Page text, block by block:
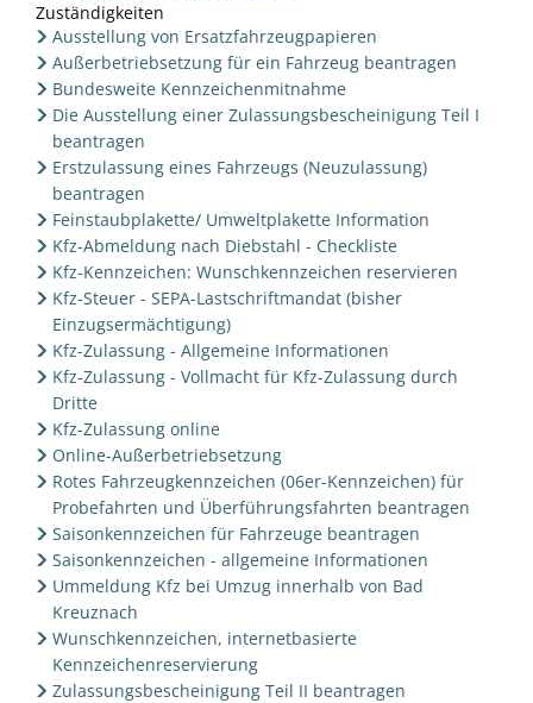
Zuständigkeiten
Ausstellung von Ersatzfahrzeugpapieren
Außerbetriebsetzung für ein Fahrzeug beantragen
Bundesweite Kennzeichenmitnahme
Die Ausstellung einer Zulassungsbescheinigung Teil I
beantragen
Erstzulassung eines Fahrzeugs (Neuzulassung)
beantragen
Feinstaubplakette/ Umweltplakette Information
Kfz-Abmeldung nach Diebstahl - Checkliste
Kfz-Kennzeichen: Wunschkennzeichen reservieren
Kfz-Steuer - SEPA-Lastschriftmandat (bisher
Einzugsermächtigung)
Kfz-Zulassung - Allgemeine Informationen
Kfz-Zulassung - Vollmacht für Kfz-Zulassung durch
Dritte
Kfz-Zulassung online
Online-Außerbetriebsetzung
Rotes Fahrzeugkennzeichen (06er-Kennzeichen) für
Probefahrten und Überführungsfahrten beantragen
Saisonkennzeichen für Fahrzeuge beantragen
Saisonkennzeichen - allgemeine Informationen
Ummeldung Kfz bei Umzug innerhalb von Bad
Kreuznach
Wunschkennzeichen, internetbasierte
Kennzeichenreservierung
Zulassungsbescheinigung Teil II beantragen